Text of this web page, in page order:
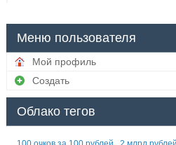
Меню пользователя
Мой профиль
Создать
Облако тегов